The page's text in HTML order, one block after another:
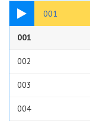
001
22:03
001
002
003
004